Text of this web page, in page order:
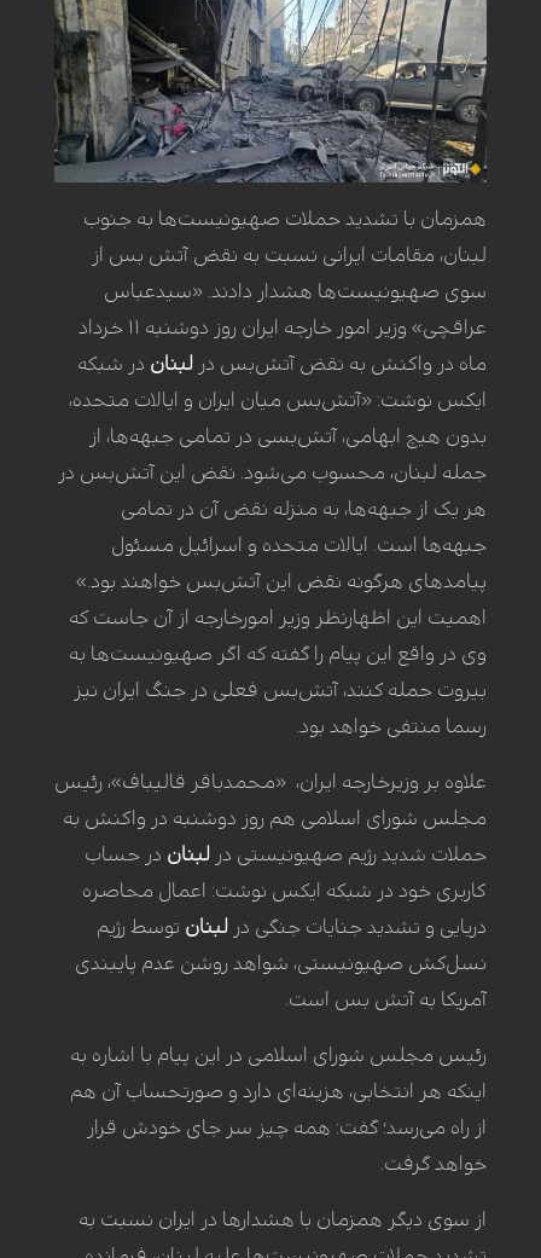
همزمان با تشدید حملات صهیونیست‌ها به جنوب
لبنان، مقامات ایرانی نسبت به نقض آتش بس از
سوی صهیونیست‌ها هشدار دادند. «سیدعباس
عراقچی» وزیر امور خارجه ایران روز دوشنبه ۱۱ خرداد
ماه در واکنش به نقض آتش‌بس در لبنان در شبکه
ایکس نوشت: «آتش‌بس میان ایران و ایالات متحده،
بدون هیچ ابهامی، آتش‌بسی در تمامی جبهه‌ها، از
جمله لبنان، محسوب می‌شود. نقض این آتش‌بس در
هر یک از جبهه‌ها، به منزله نقض آن در تمامی
جبهه‌ها است. ایالات متحده و اسرائیل مسئول
پیامدهای هرگونه نقض این آتش‌بس خواهند بود.»
اهمیت این اظهارنظر وزیر امورخارجه از آن جاست که
وی در واقع این پیام را گفته که اگر صهیونیست‌ها به
بیروت حمله کنند، آتش‌بس فعلی در جنگ ایران نیز
رسما منتفی خواهد بود.
علاوه بر وزیرخارجه ایران، «محمدباقر قالیباف»، رئیس
مجلس شورای اسلامی هم روز دوشنبه در واکنش به
حملات شدید رژیم صهیونیستی در لبنان در حساب
کاربری خود در شبکه ایکس نوشت: اعمال محاصره
دریایی و تشدید جنایات جنگی در لبنان توسط رژیم
نسل‌کش صهیونیستی، شواهد روشن عدم پایبندی
آمریکا به آتش بس است.
رئیس مجلس شورای اسلامی در این پیام با اشاره به
اینکه هر انتخابی، هزینه‌ای دارد و صورتحساب آن هم
از راه می‌رسد؛ گفت: همه چیز سر جای خودش قرار
خواهد گرفت.
از سوی دیگر همزمان با هشدارها در ایران نسبت به